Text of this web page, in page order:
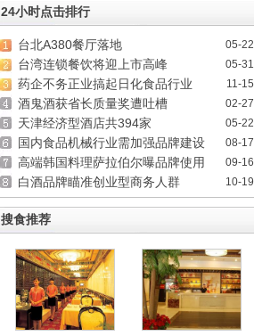
24小时点击排行
台北A380餐厅落地 05-22
台湾连锁餐饮将迎上市高峰 05-31
药企不务正业搞起日化食品行业 11-15
酒鬼酒获省长质量奖遭吐槽 02-27
天津经济型酒店共394家 05-22
国内食品机械行业需加强品牌建设 08-17
高端韩国料理萨拉伯尔曝品牌使用乱象09-16
白酒品牌瞄准创业型商务人群 10-19
搜食推荐